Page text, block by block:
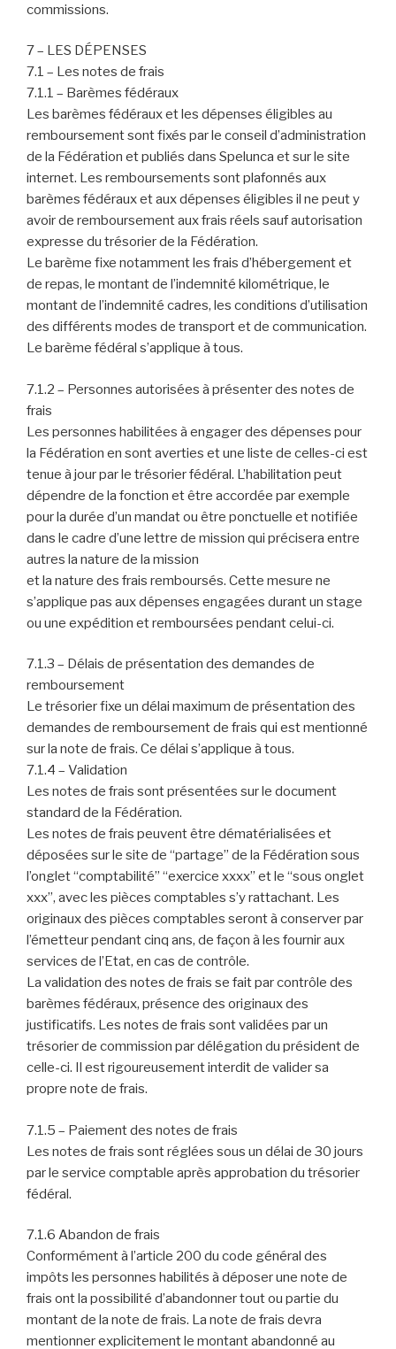
commissions.
7 – LES DÉPENSES
7.1 – Les notes de frais
7.1.1 – Barèmes fédéraux
Les barèmes fédéraux et les dépenses éligibles au
remboursement sont fixés par le conseil d’administration
de la Fédération et publiés dans Spelunca et sur le site
internet. Les remboursements sont plafonnés aux
barèmes fédéraux et aux dépenses éligibles il ne peut y
avoir de remboursement aux frais réels sauf autorisation
expresse du trésorier de la Fédération.
Le barème fixe notamment les frais d’hébergement et
de repas, le montant de l’indemnité kilométrique, le
montant de l’indemnité cadres, les conditions d’utilisation
des différents modes de transport et de communication.
Le barème fédéral s’applique à tous.
7.1.2 – Personnes autorisées à présenter des notes de
frais
Les personnes habilitées à engager des dépenses pour
la Fédération en sont averties et une liste de celles-ci est
tenue à jour par le trésorier fédéral. L’habilitation peut
dépendre de la fonction et être accordée par exemple
pour la durée d’un mandat ou être ponctuelle et notifiée
dans le cadre d’une lettre de mission qui précisera entre
autres la nature de la mission
et la nature des frais remboursés. Cette mesure ne
s’applique pas aux dépenses engagées durant un stage
ou une expédition et remboursées pendant celui-ci.
7.1.3 – Délais de présentation des demandes de
remboursement
Le trésorier fixe un délai maximum de présentation des
demandes de remboursement de frais qui est mentionné
sur la note de frais. Ce délai s’applique à tous.
7.1.4 – Validation
Les notes de frais sont présentées sur le document
standard de la Fédération.
Les notes de frais peuvent être dématérialisées et
déposées sur le site de ‘‘partage’’ de la Fédération sous
l’onglet ‘‘comptabilité’’ ‘‘exercice xxxx’’ et le ‘‘sous onglet
xxx’’, avec les pièces comptables s’y rattachant. Les
originaux des pièces comptables seront à conserver par
l’émetteur pendant cinq ans, de façon à les fournir aux
services de l’Etat, en cas de contrôle.
La validation des notes de frais se fait par contrôle des
barèmes fédéraux, présence des originaux des
justificatifs. Les notes de frais sont validées par un
trésorier de commission par délégation du président de
celle-ci. Il est rigoureusement interdit de valider sa
propre note de frais.
7.1.5 – Paiement des notes de frais
Les notes de frais sont réglées sous un délai de 30 jours
par le service comptable après approbation du trésorier
fédéral.
7.1.6 Abandon de frais
Conformément à l’article 200 du code général des
impôts les personnes habilités à déposer une note de
frais ont la possibilité d’abandonner tout ou partie du
montant de la note de frais. La note de frais devra
mentionner explicitement le montant abandonné au